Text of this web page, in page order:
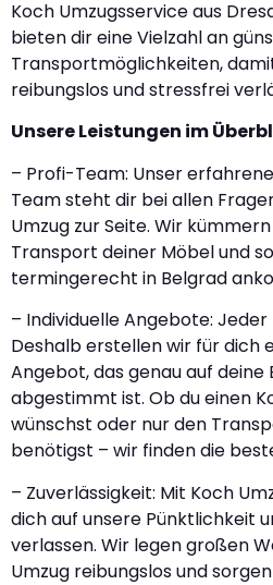
Koch Umzugsservice aus
bieten dir eine Vielzahl an
Transportmöglichkeiten,
reibungslos und stressfrei
Unsere Leistungen im
– Profi-Team: Unser
Team steht dir bei allen
Umzug zur Seite. Wir
Transport deiner Möbel und
termingerecht in Belgrad
– Individuelle Angebote:
Deshalb erstellen wir für dich
Angebot, das genau auf deine
abgestimmt ist. Ob du einen
wünschst oder nur den
benötigst – wir finden die
– Zuverlässigkeit: Mit Koch
dich auf unsere Pünktlichkeit
verlassen. Wir legen großen
Umzug reibungslos und